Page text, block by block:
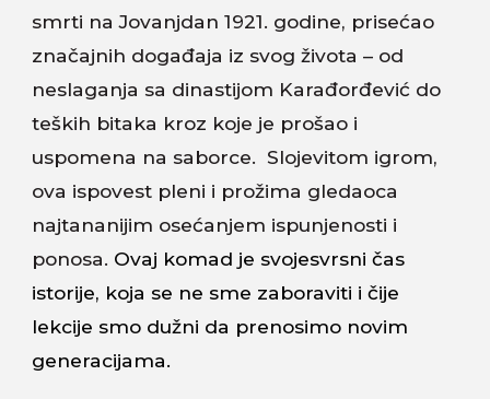
smrti na Jovanjdan 1921. godine, prisećao
značajnih događaja iz svog života – od
neslaganja sa dinastijom Karađorđević do
teških bitaka kroz koje je prošao i
uspomena na saborce. Slojevitom igrom,
ova ispovest pleni i prožima gledaoca
najtananijim osećanjem ispunjenosti i
ponosa. Ovaj komad je svojesvrsni čas
istorije, koja se ne sme zaboraviti i čije
lekcije smo dužni da prenosimo novim
generacijama.